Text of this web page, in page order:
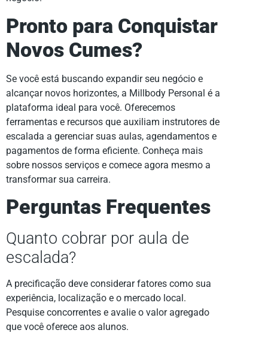
Pronto para Conquistar
Novos Cumes?
Se você está buscando expandir seu negócio e
alcançar novos horizontes, a Millbody Personal é a
plataforma ideal para você. Oferecemos
ferramentas e recursos que auxiliam instrutores de
escalada a gerenciar suas aulas, agendamentos e
pagamentos de forma eficiente. Conheça mais
sobre nossos serviços e comece agora mesmo a
transformar sua carreira.
Perguntas Frequentes
Quanto cobrar por aula de
escalada?
A precificação deve considerar fatores como sua
experiência, localização e o mercado local.
Pesquise concorrentes e avalie o valor agregado
que você oferece aos alunos.